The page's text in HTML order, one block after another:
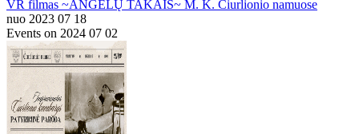
VR filmas ~ANGELŲ TAKAIS~ M. K. Čiurlionio namuose
nuo 2023 07 18
Events on 2024 07 02